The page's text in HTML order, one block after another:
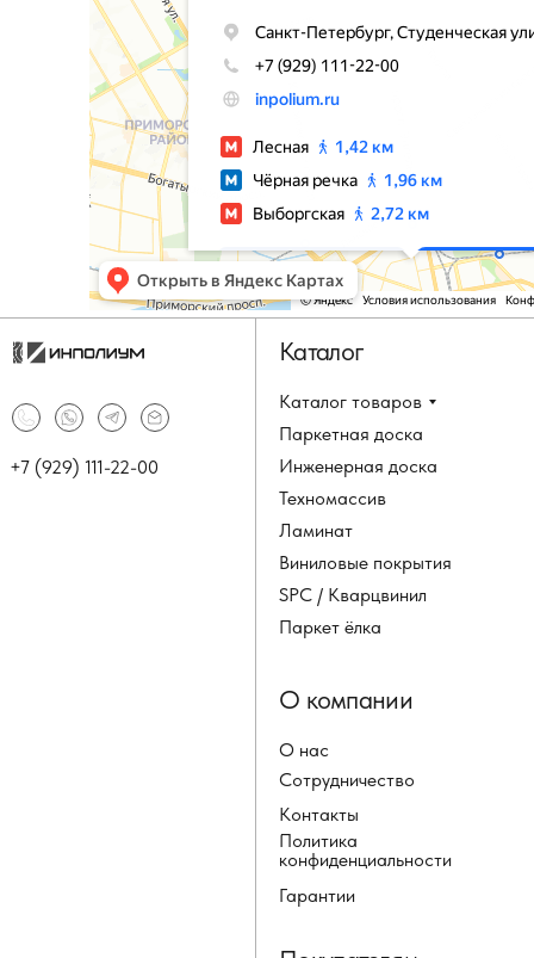
Каталог товаров
Паркетная доска
Инженерная доска
Техномассив
+7 (929) 111-22-00
Каталог
Ламинат
Виниловые покрытия
SPC / Кварцвинил
Паркет ёлка
О нас
Сотрудничество
Контакты
Политика
конфиденциальности
О компании
Гарантии